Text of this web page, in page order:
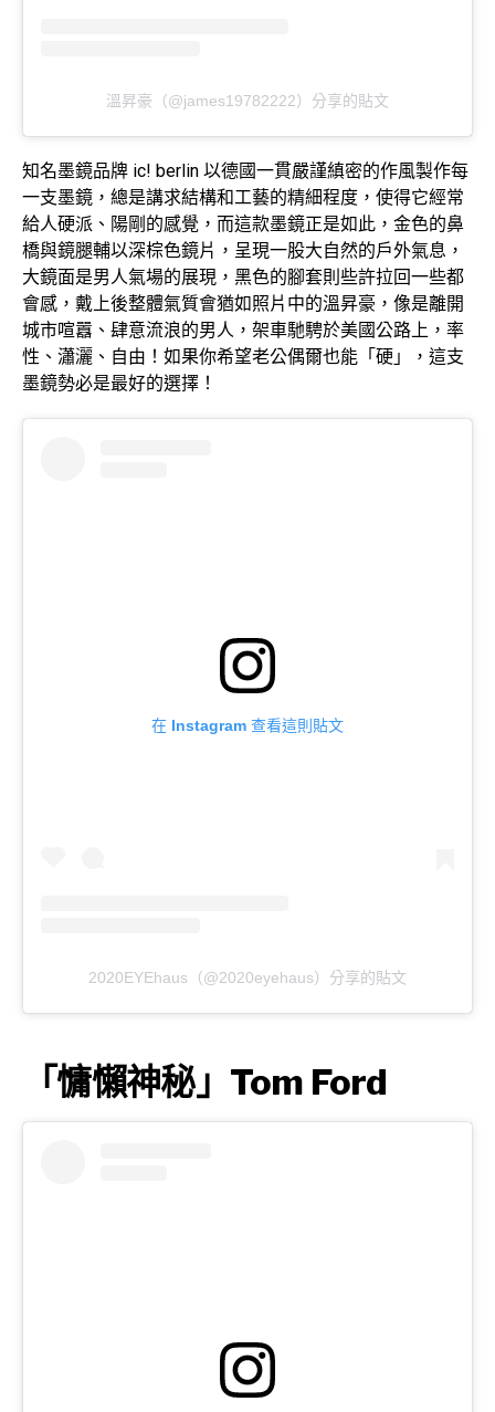
溫昇豪（@james19782222）分享的貼文
知名墨鏡品牌 ic! berlin 以德國一貫嚴謹縝密的作風製作每
一支墨鏡，總是講求結構和工藝的精細程度，使得它經常
給人硬派、陽剛的感覺，而這款墨鏡正是如此，金色的鼻
橋與鏡腿輔以深棕色鏡片，呈現一股大自然的戶外氣息，
大鏡面是男人氣場的展現，黑色的腳套則些許拉回一些都
會感，戴上後整體氣質會猶如照片中的溫昇豪，像是離開
城市喧囂、肆意流浪的男人，架車馳騁於美國公路上，率
性、瀟灑、自由！如果你希望老公偶爾也能「硬」，這支
墨鏡勢必是最好的選擇！
在 Instagram 查看這則貼文
2020EYEhaus（@2020eyehaus）分享的貼文
「慵懶神秘」Tom Ford